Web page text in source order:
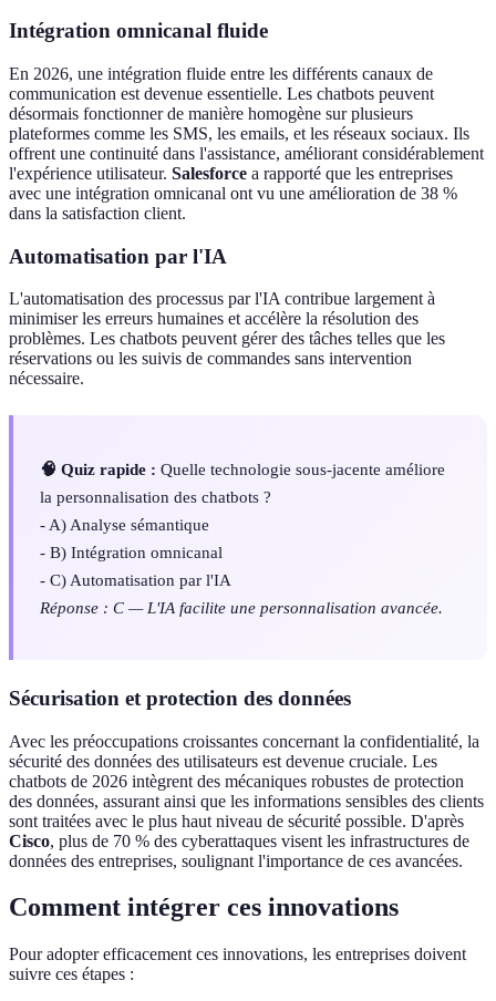
Intégration omnicanal fluide
En 2026, une intégration fluide entre les différents canaux de
communication est devenue essentielle. Les chatbots peuvent
désormais fonctionner de manière homogène sur plusieurs
plateformes comme les SMS, les emails, et les réseaux sociaux. Ils
offrent une continuité dans l'assistance, améliorant considérablement
l'expérience utilisateur. Salesforce a rapporté que les entreprises
avec une intégration omnicanal ont vu une amélioration de 38 %
dans la satisfaction client.
Automatisation par l'IA
L'automatisation des processus par l'IA contribue largement à
minimiser les erreurs humaines et accélère la résolution des
problèmes. Les chatbots peuvent gérer des tâches telles que les
réservations ou les suivis de commandes sans intervention
nécessaire.
🧠 Quiz rapide : Quelle technologie sous-jacente améliore
la personnalisation des chatbots ?
- A) Analyse sémantique
- B) Intégration omnicanal
- C) Automatisation par l'IA
Réponse : C — L'IA facilite une personnalisation avancée.
Sécurisation et protection des données
Avec les préoccupations croissantes concernant la confidentialité, la
sécurité des données des utilisateurs est devenue cruciale. Les
chatbots de 2026 intègrent des mécaniques robustes de protection
des données, assurant ainsi que les informations sensibles des clients
sont traitées avec le plus haut niveau de sécurité possible. D'après
Cisco, plus de 70 % des cyberattaques visent les infrastructures de
données des entreprises, soulignant l'importance de ces avancées.
Comment intégrer ces innovations
Pour adopter efficacement ces innovations, les entreprises doivent
suivre ces étapes :